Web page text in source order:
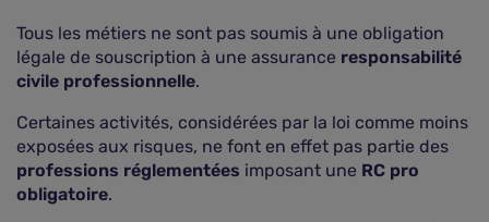
Tous les métiers ne sont pas soumis à une obligation
légale de souscription à une assurance responsabilité
civile professionnelle.
Certaines activités, considérées par la loi comme moins
exposées aux risques, ne font en effet pas partie des
professions réglementées imposant une RC pro
obligatoire.